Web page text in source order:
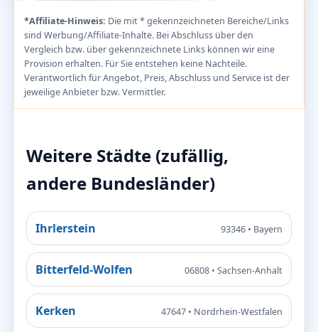
*Affiliate-Hinweis: Die mit * gekennzeichneten Bereiche/Links
sind Werbung/Affiliate-Inhalte. Bei Abschluss über den
Vergleich bzw. über gekennzeichnete Links können wir eine
Provision erhalten. Für Sie entstehen keine Nachteile.
Verantwortlich für Angebot, Preis, Abschluss und Service ist der
jeweilige Anbieter bzw. Vermittler.
Weitere Städte (zufällig,
andere Bundesländer)
Ihrlerstein 93346 • Bayern
Bitterfeld-Wolfen 06808 • Sachsen-Anhalt
Kerken 47647 • Nordrhein-Westfalen